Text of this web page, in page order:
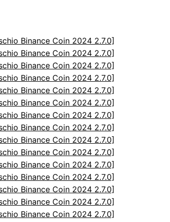
Binance Coin 2024 2.7.0]
Binance Coin 2024 2.7.0]
Binance Coin 2024 2.7.0]
Binance Coin 2024 2.7.0]
Binance Coin 2024 2.7.0]
Binance Coin 2024 2.7.0]
Binance Coin 2024 2.7.0]
Binance Coin 2024 2.7.0]
Binance Coin 2024 2.7.0]
Binance Coin 2024 2.7.0]
Binance Coin 2024 2.7.0]
Binance Coin 2024 2.7.0]
Binance Coin 2024 2.7.0]
Binance Coin 2024 2.7.0]
Binance Coin 2024 2.7.0]